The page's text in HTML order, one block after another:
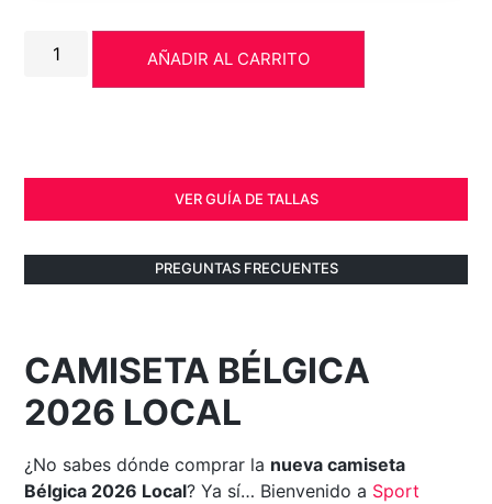
AÑADIR AL CARRITO
VER GUÍA DE TALLAS
PREGUNTAS FRECUENTES
CAMISETA BÉLGICA
2026 LOCAL
¿No sabes dónde comprar la nueva camiseta
Bélgica 2026 Local? Ya sí… Bienvenido a Sport